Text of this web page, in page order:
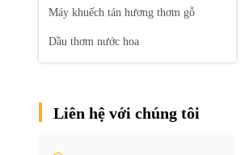
Máy khuếch tán hương thơm gỗ
Dầu thơm nước hoa
Liên hệ với chúng tôi